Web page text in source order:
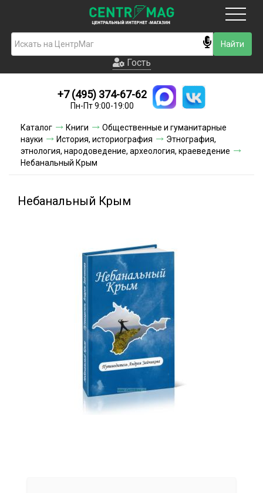
Гость
Новинки
Условия доставки
Условия оплаты
Акции и скидки
Гость
+7 (495) 374-67-62
Пн-Пт 9:00-19:00
Каталог Книги
Общественные и гуманитарные
науки
История, историография
Этнография,
этнология, народоведение, археология, краеведение
Небанальный Крым
Небанальный Крым